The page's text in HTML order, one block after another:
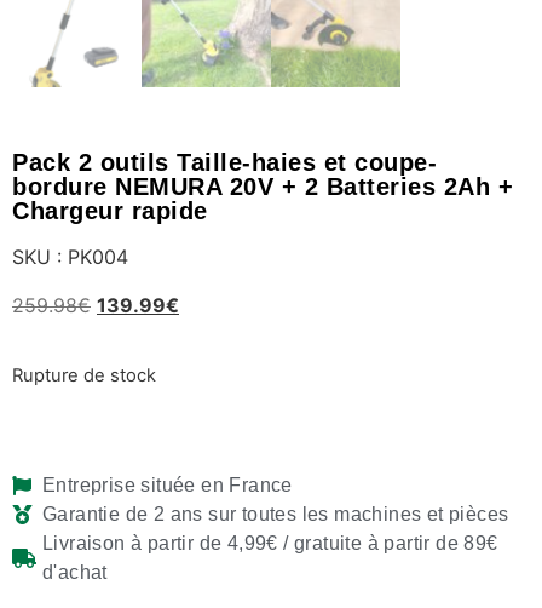
Pack 2 outils Taille-haies et coupe-
bordure NEMURA 20V + 2 Batteries 2Ah +
Chargeur rapide
SKU : PK004
259.98€ 139.99€
Rupture de stock
Entreprise située en France
Garantie de 2 ans sur toutes les machines et pièces
Livraison à partir de 4,99€ / gratuite à partir de 89€
d'achat